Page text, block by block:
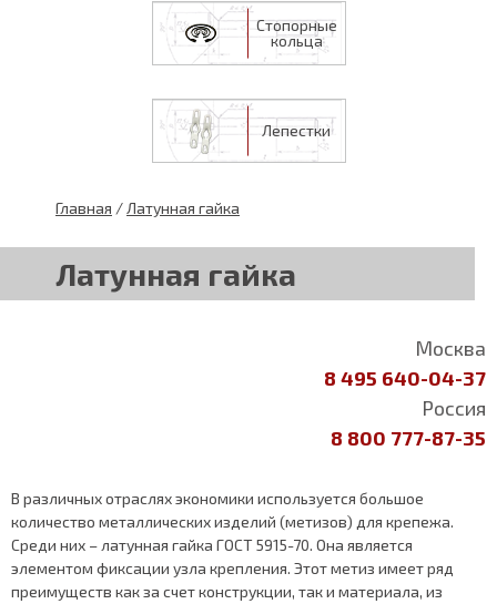
Стопорные
кольца
Лепестки
Главная / Латунная гайка
Латунная гайка
Москва
8 495 640-04-37
Россия
8 800 777-87-35
В различных отраслях экономики используется большое
количество металлических изделий (метизов) для крепежа.
Среди них – латунная гайка ГОСТ 5915-70. Она является
элементом фиксации узла крепления. Этот метиз имеет ряд
преимуществ как за счет конструкции, так и материала, из